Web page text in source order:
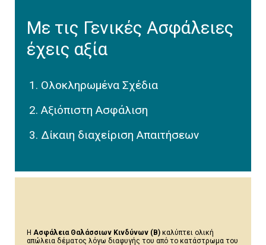
Με τις Γενικές Ασφάλειες
έχεις αξία
Ολοκληρωμένα Σχέδια
Αξιόπιστη Ασφάλιση
Δίκαιη διαχείριση Απαιτήσεων
Η Ασφάλεια Θαλάσσιων Κινδύνων (Β) καλύπτει ολική
απώλεια δέματος λόγω διαφυγής του από το κατάστρωμα του